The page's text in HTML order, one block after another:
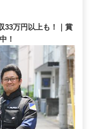
33万円以上も！｜賞
！